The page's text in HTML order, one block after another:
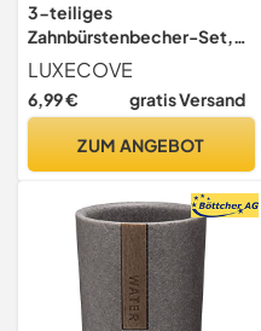
3-teiliges
Zahnbürstenbecher-Set,
lebensmittelecht, Anti-
Fall-Kunststoff,
Zahnbürstenbecher-Set,
Zahnbürstenbecher, 300
LUXECOVE
6,99 € gratis Versand
ZUM ANGEBOT